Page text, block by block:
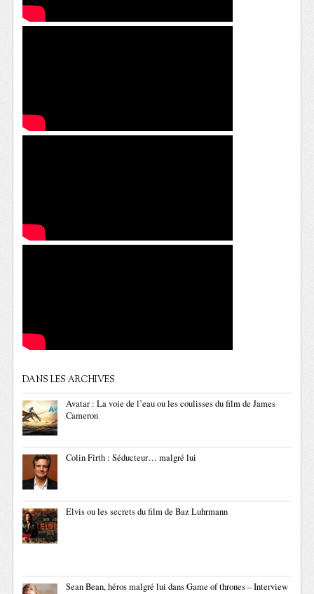
DANS LES ARCHIVES
Avatar : La voie de l’eau ou les coulisses du film de James
Cameron
Colin Firth : Séducteur… malgré lui
Elvis ou les secrets du film de Baz Luhrmann
Sean Bean, héros malgré lui dans Game of thrones – Interview